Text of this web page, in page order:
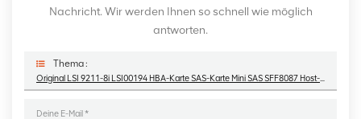
Nachricht. Wir werden Ihnen so schnell wie möglich
antworten.
Thema :
Original LSI 9211-8i LSI00194 HBA-Karte SAS-Karte Mini SAS SFF8087 Host-Bus-Adapter